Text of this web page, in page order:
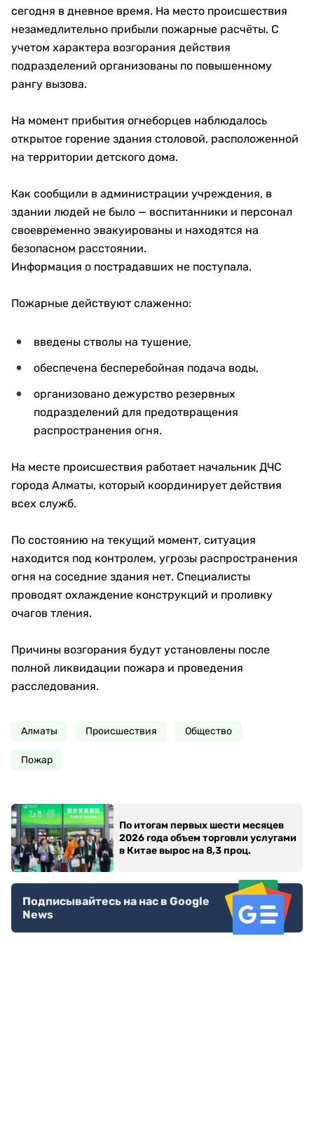
сегодня в дневное время. На место происшествия
незамедлительно прибыли пожарные расчёты. С
учетом характера возгорания действия
подразделений организованы по повышенному
рангу вызова.
На момент прибытия огнеборцев наблюдалось
открытое горение здания столовой, расположенной
на территории детского дома.
Как сообщили в администрации учреждения, в
здании людей не было — воспитанники и персонал
своевременно эвакуированы и находятся на
безопасном расстоянии.
Информация о пострадавших не поступала.
Пожарные действуют слаженно:
введены стволы на тушение,
обеспечена бесперебойная подача воды,
организовано дежурство резервных
подразделений для предотвращения
распространения огня.
На месте происшествия работает начальник ДЧС
города Алматы, который координирует действия
всех служб.
По состоянию на текущий момент, ситуация
находится под контролем, угрозы распространения
огня на соседние здания нет. Специалисты
проводят охлаждение конструкций и проливку
очагов тления.
Причины возгорания будут установлены после
полной ликвидации пожара и проведения
расследования.
Алматы Происшествия Общество
Пожар
По итогам первых шести месяцев
2026 года объем торговли услугами
в Китае вырос на 8,3 проц.
Подписывайтесь на нас в Google
News